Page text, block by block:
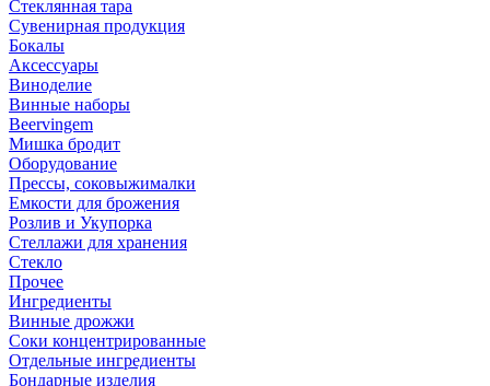
Стеклянная тара
Сувенирная продукция
Бокалы
Аксессуары
Виноделие
Винные наборы
Beervingem
Мишка бродит
Оборудование
Прессы, соковыжималки
Емкости для брожения
Розлив и Укупорка
Стеллажи для хранения
Стекло
Прочее
Ингредиенты
Винные дрожжи
Соки концентрированные
Отдельные ингредиенты
Бондарные изделия